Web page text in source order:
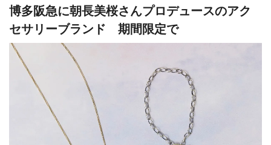
博多阪急に朝長美桜さんプロデュースのアク
セサリーブランド 期間限定で